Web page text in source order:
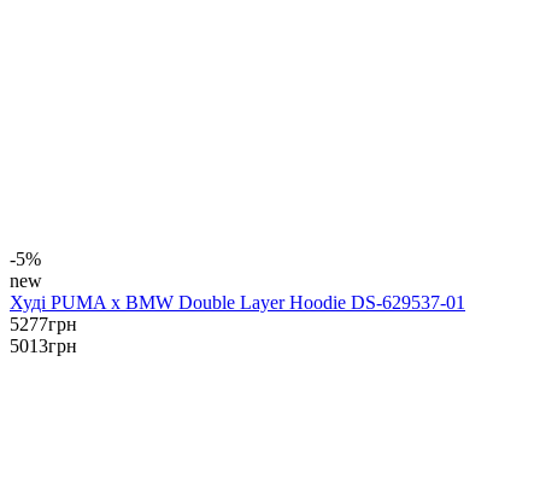
-5%
new
Худі PUMA x BMW Double Layer Hoodie DS-629537-01
5277грн
5013грн